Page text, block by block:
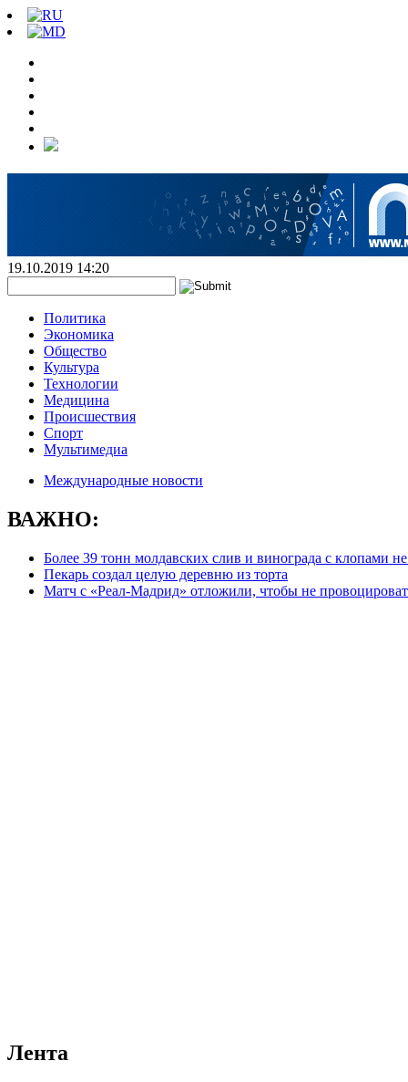
19.10.2019 14:20
Политика
Экономика
Общество
Культура
Технологии
Медицина
Происшествия
Спорт
Мультимедиа
Международные новости
ВАЖНО:
Более 39 тонн молдавских слив и винограда с клопами
Пекарь создал целую деревню из торта
Матч с «Реал-Мадрид» отложили, чтобы не
Лента